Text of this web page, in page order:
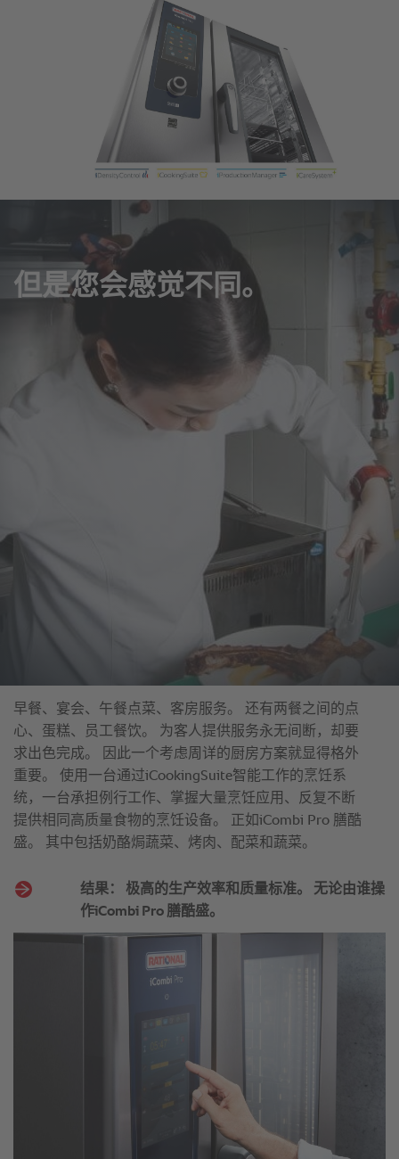
早餐、宴会、午餐点菜、客房服务。 还有两餐之间的点
心、蛋糕、员工餐饮。 为客人提供服务永无间断，却要
求出色完成。 因此一个考虑周详的厨房方案就显得格外
重要。 使用一台通过iCookingSuite智能工作的烹饪系
统，一台承担例行工作、掌握大量烹饪应用、反复不断
提供相同高质量食物的烹饪设备。 正如iCombi Pro 膳酷
盛。 其中包括奶酪焗蔬菜、烤肉、配菜和蔬菜。
结果： 极高的生产效率和质量标准。 无论由谁操
作iCombi Pro 膳酷盛。